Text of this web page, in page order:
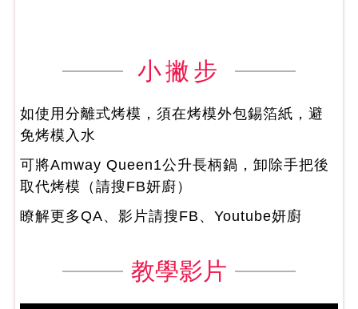
小撇步
如使用分離式烤模，須在烤模外包錫箔紙，避
免烤模入水
可將Amway Queen1公升長柄鍋，卸除手把後
取代烤模（請搜FB妍廚）
瞭解更多QA、影片請搜FB、Youtube妍廚
教學影片